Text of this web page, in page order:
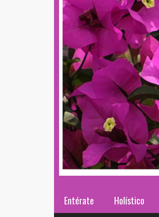
Entérate Holístico